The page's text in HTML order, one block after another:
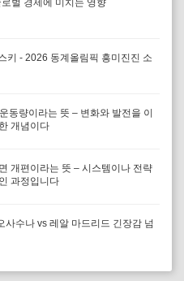
벌 경제에 미치는 영향
키 - 2026 동계올림픽 흥미진진 소
동량이라는 뜻 – 변화와 발전을 이
개념이다
개편이라는 뜻 – 시스템이나 전략
과정입니다
사수나 vs 레알 마드리드 긴장감 넘